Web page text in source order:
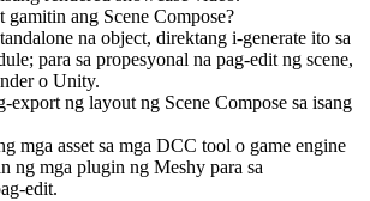
ang Scene Compose?
na object, direktang i-generate ito sa
para sa propesyonal na pag-edit ng scene,
o Unity.
export ng layout ng Scene Compose sa isang
mga asset sa mga DCC tool o game engine
ng mga plugin ng Meshy para sa
edit.